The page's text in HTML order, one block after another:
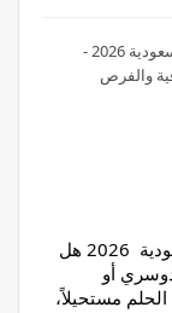
افضل أكاديميات كرة القدم في السعودية 2026 -
والفرص
مقارنة شاملة بين اكاديميات كرة القدم السعودية 2026 هل
أو
مستحيلاً،